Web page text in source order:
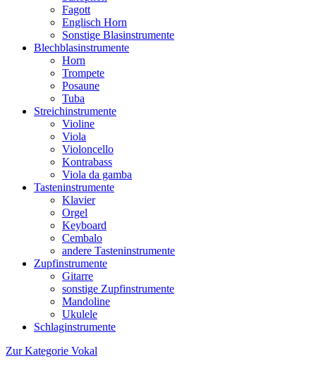
Fagott
Englisch Horn
Sonstige Blasinstrumente
Blechblasinstrumente
Horn
Trompete
Posaune
Tuba
Streichinstrumente
Violine
Viola
Violoncello
Kontrabass
Viola da gamba
Tasteninstrumente
Klavier
Orgel
Keyboard
Cembalo
andere Tasteninstrumente
Zupfinstrumente
Gitarre
sonstige Zupfinstrumente
Mandoline
Ukulele
Schlaginstrumente
Zur Kategorie Vokal